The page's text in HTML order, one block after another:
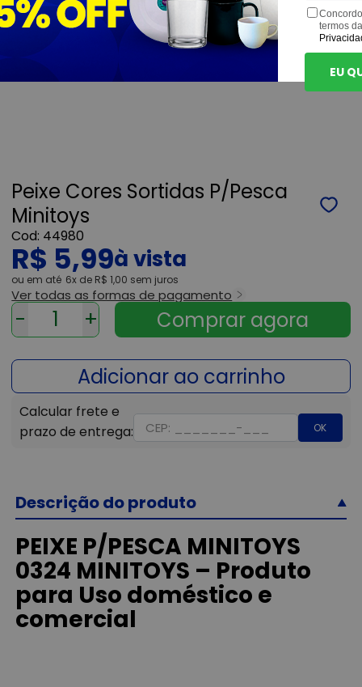
Peixe Cores Sortidas P/Pesca
Minitoys
44980
R$ 5,99
ou 6x de R$ 1,00 sem juros
Ver todas as formas de pagamento
- +
OK
Descrição do produto
PEIXE P/PESCA MINITOYS
0324 MINITOYS – Produto
para Uso doméstico e
comercial
termos
EU